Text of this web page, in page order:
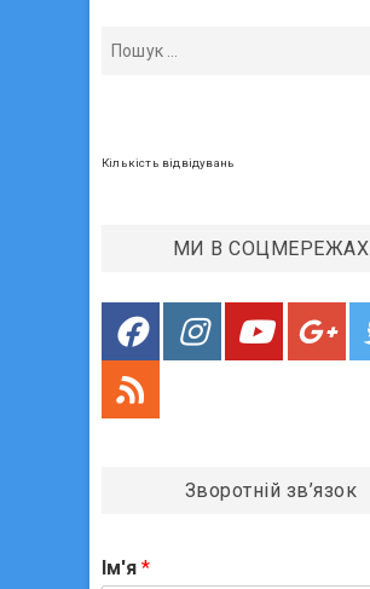
і
п
и
і
Кількість відвідувань
МИ В СОЦМЕРЕЖАХ
Зворотній зв’язок
Ім'я *